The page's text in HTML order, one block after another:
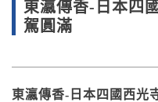
東瀛傳香-日本四
駕圓滿
東瀛傳香-日本四國西光